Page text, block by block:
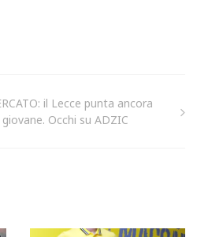
il Lecce punta ancora
Occhi su ADZIC